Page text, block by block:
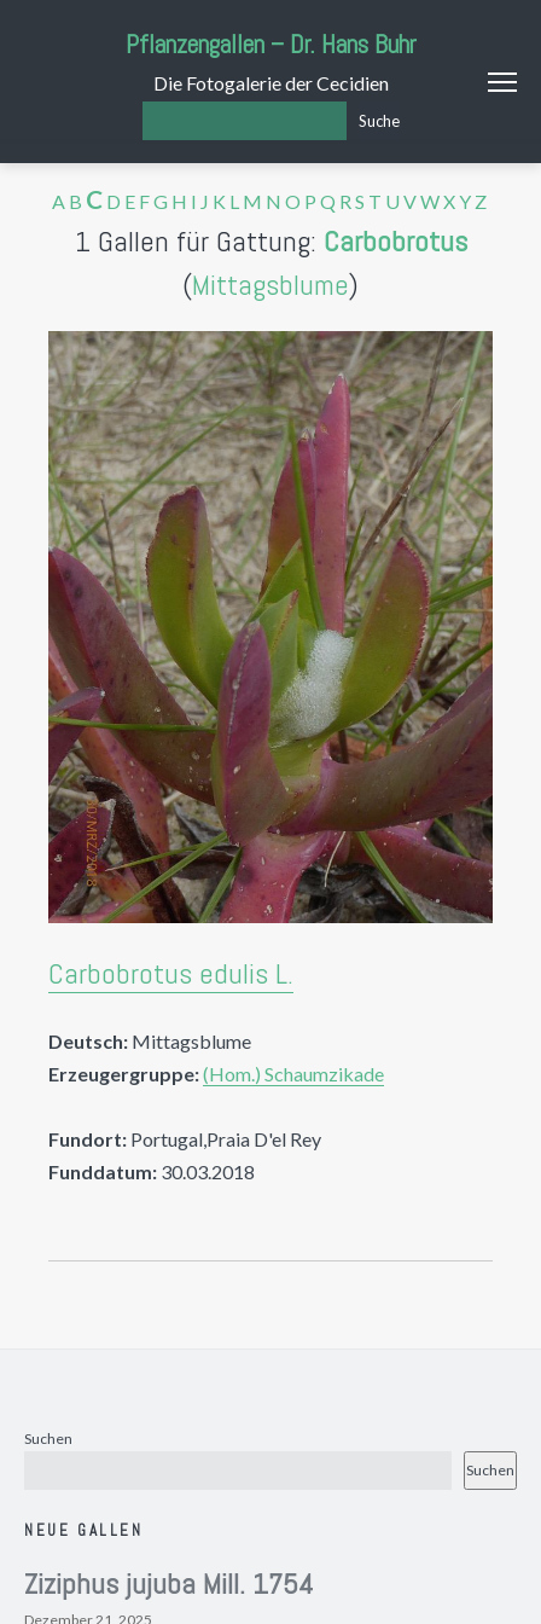
Pflanzengallen – Dr. Hans Buhr
Die Fotogalerie der Cecidien
Suche
A B C D E FG H I J K L M N O P Q R S T U VWXY Z
1 Gallen für Gattung: Carbobrotus
(Mittagsblume)
Carbobrotus edulis L.
Deutsch: Mittagsblume
Erzeugergruppe:(Hom.) Schaumzikade
Fundort: Portugal,Praia D'el Rey
Funddatum: 30.03.2018
Suchen
Suchen
NEUE GALLEN
Ziziphus jujuba Mill. 1754
Dezember 21, 2025